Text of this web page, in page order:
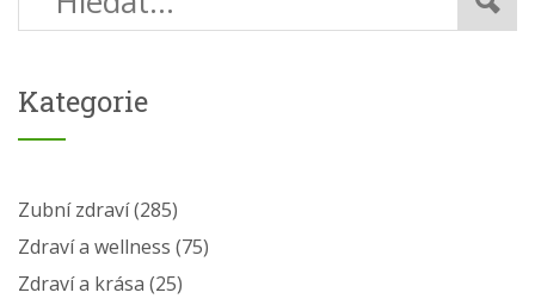
Kategorie
Zubní zdraví(285)
Zdraví a wellness (75)
Zdraví a krása (25)